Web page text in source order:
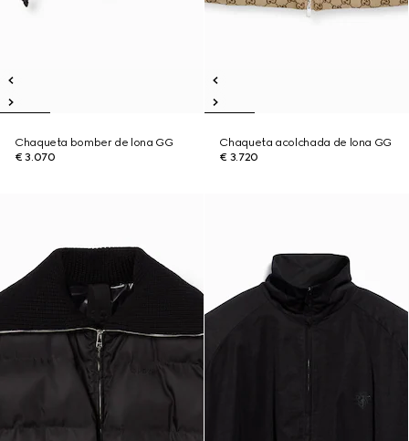
Chaqueta bomber de lona GG
€ 3.070
Chaqueta acolchada de lona GG
€ 3.720